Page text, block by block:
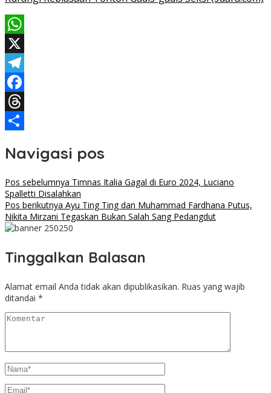
WhatsApp
X
Telegram
Facebook
Threads
Navigasi pos
Pos sebelumnya Timnas Italia Gagal di Euro 2024, Luciano
Spalletti Disalahkan
Pos berikutnya Ayu Ting Ting dan Muhammad Fardhana Putus,
Nikita Mirzani Tegaskan Bukan Salah Sang Pedangdut
Tinggalkan Balasan
Alamat email Anda tidak akan dipublikasikan. Ruas yang wajib
ditandai *